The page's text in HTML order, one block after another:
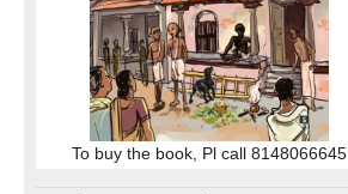
To buy the book, Pl call 8148066645